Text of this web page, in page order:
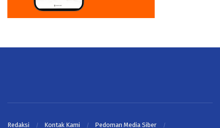
Redaksi Kontak Kami Pedoman Media Siber